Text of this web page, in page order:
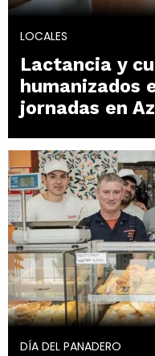
LOCALES
Lactancia y
humanizados
jornadas en
DÍA DEL PANADERO